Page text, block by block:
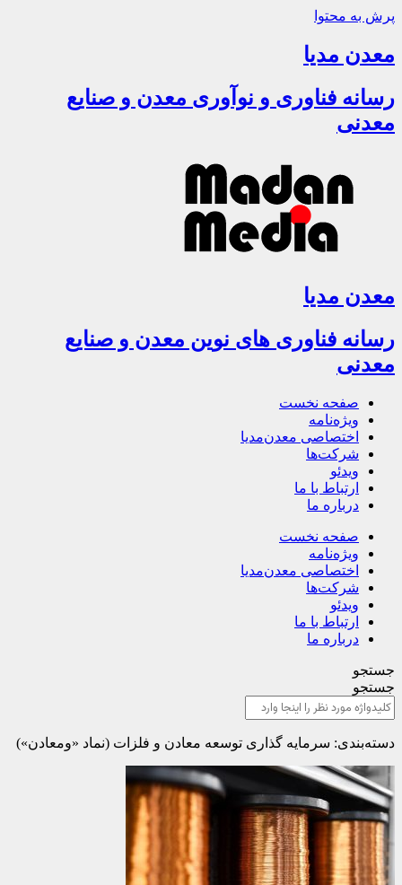
پرش به محتوا
معدن مدیا
رسانه فناوری و نوآوری معدن و صنایع
معدنی
معدن مدیا
رسانه فناوری های نوین معدن و صنایع
معدنی
صفحه نخست
ویژه‌نامه
اختصاصی معدن‌مدیا
شرکت‌ها
ویدئو
ارتباط با ما
درباره ما
صفحه نخست
ویژه‌نامه
اختصاصی معدن‌مدیا
شرکت‌ها
ویدئو
ارتباط با ما
درباره ما
جستجو
جستجو
دسته‌بندی: سرمایه گذاری توسعه معادن و فلزات (نماد «ومعادن»)